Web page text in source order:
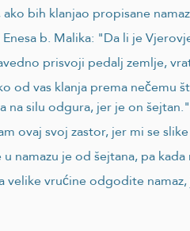
ako bih klanjao propisane
b. Malika: "Da li je
prisvoji pedalj zemlje,
od vas klanja prema
na silu odgura, jer je on šejtan."
ovaj svoj zastor, jer mi se
namazu je od šejtana, pa
velike vrućine odgodite